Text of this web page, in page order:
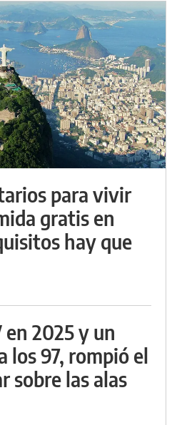
para vivir
gratis en
hay que
2025 y un
los 97, rompió el
sobre las alas